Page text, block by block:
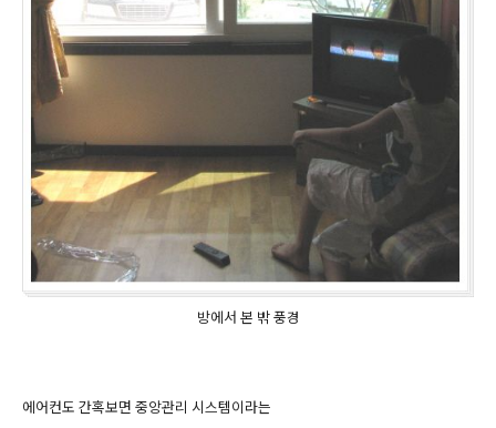
방에서 본 밖 풍경
에어컨도 간혹보면 중앙관리 시스템이라는